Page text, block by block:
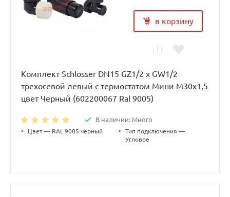
в корзину
Комплект Schlosser DN15 GZ1/2 x GW1/2
трехосевой левый с термостатом Мини M30x1,5
цвет Черный (602200067 Ral 9005)
В наличии: Много
• Цвет — RAL 9005 чёрный •
Тип подключения —
Угловое